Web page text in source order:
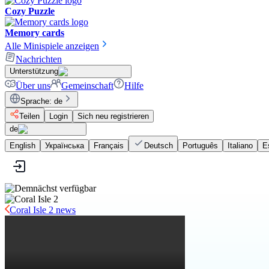
Cozy Puzzle
Memory cards
Alle Minispiele anzeigen
Nachrichten
Unterstützung
Über uns Gemeinschaft Hilfe
Sprache: de
Teilen
Login
Sich neu registrieren
de
English
Українська Français Deutsch Português Italiano
Coral Isle 2 news